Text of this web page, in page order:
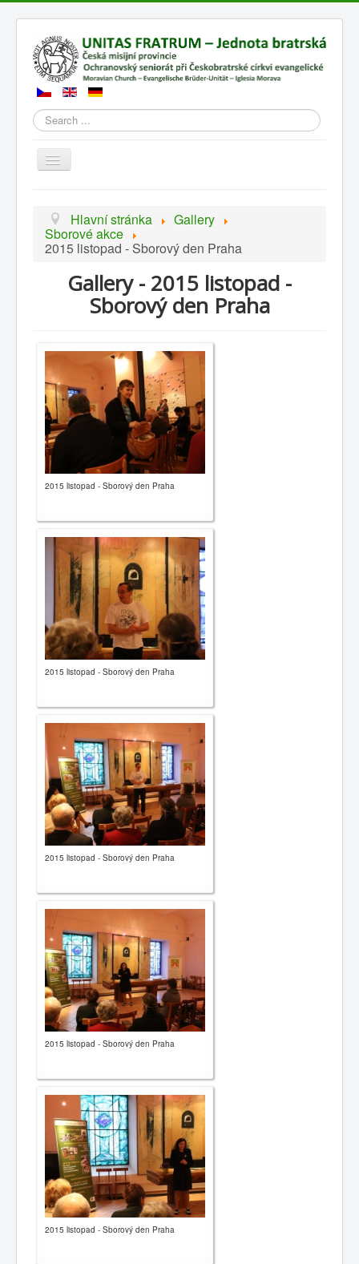
Search
Přepnout
navigaci
12
Home page
Brief history
Contacts
Congregations
Links
Leave message
Hlavní stránka Gallery
Sborové akce
2015 listopad - Sborový den Praha
Gallery - 2015 listopad -
Sborový den Praha
2015 listopad - Sborový den Praha
2015 listopad - Sborový den Praha
2015 listopad - Sborový den Praha
2015 listopad - Sborový den Praha
2015 listopad - Sborový den Praha